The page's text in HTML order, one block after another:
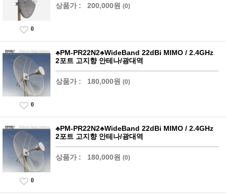
상품가 : 200,000원 (0)
0
♣PM-PR22N2♣WideBand 22dBi MIMO / 2.4GHz
2포트 고지향 안테나/광대역
상품가 : 180,000원 (0)
0
♣PM-PR22N2♣WideBand 22dBi MIMO / 2.4GHz
2포트 고지향 안테나/광대역
상품가 : 180,000원 (0)
0